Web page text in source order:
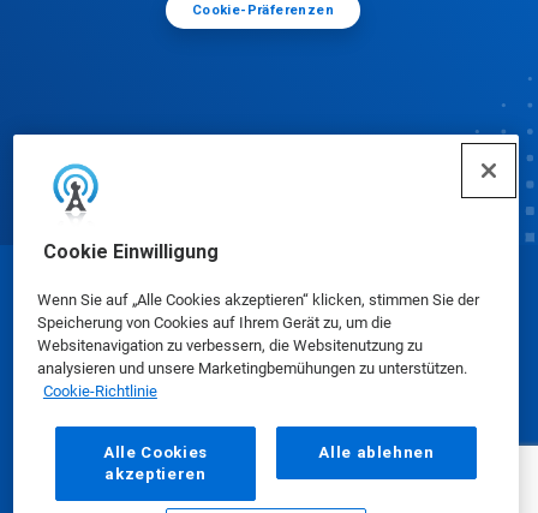
Cookie Einwilligung
Wenn Sie auf „Alle Cookies akzeptieren“ klicken, stimmen Sie der
Speicherung von Cookies auf Ihrem Gerät zu, um die
Websitenavigation zu verbessern, die Websitenutzung zu
analysieren und unsere Marketingbemühungen zu unterstützen.
Cookie-Richtlinie
Alle Cookies
akzeptieren
Alle ablehnen
Cookie-Präferenzen
© Ecolab Inc. 2025
Sicherheitsdatenblätter|Datenschutzrichtlinie